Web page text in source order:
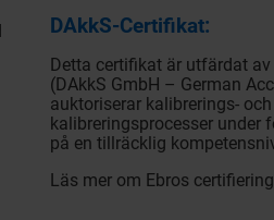
DAkkS-Certifikat:
Detta certifikat är utfärdat
(DAkkS GmbH – German
auktoriserar kalibrerings-
kalibreringsprocesser
på en tillräcklig
Läs mer om Ebros